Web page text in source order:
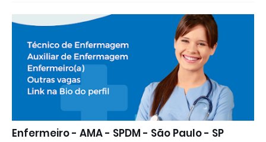
Enfermeiro - AMA - SPDM - São Paulo - SP